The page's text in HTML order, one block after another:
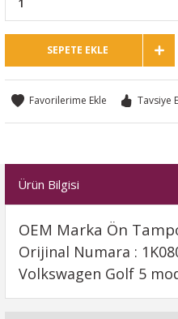
SEPETE EKLE
Tavsiye
Ürün Bilgisi
OEM Marka Ön
Orijinal Numara :
Volkswagen Golf 5